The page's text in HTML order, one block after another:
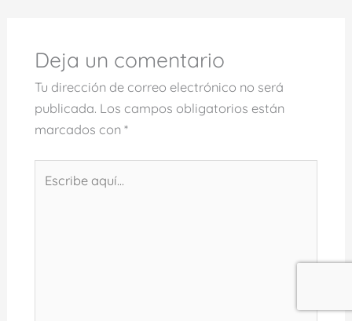
Deja un comentario
Tu dirección de correo electrónico no será
publicada. Los campos obligatorios están
marcados con *
aquí...